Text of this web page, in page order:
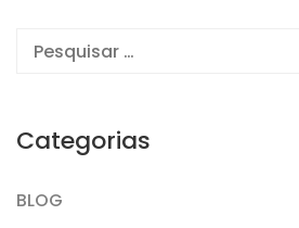
Categorias
BLOG